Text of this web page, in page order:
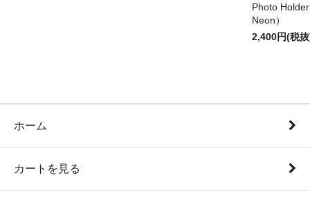
Photo
Neon）
2,400円(税
ホーム
カートを見る